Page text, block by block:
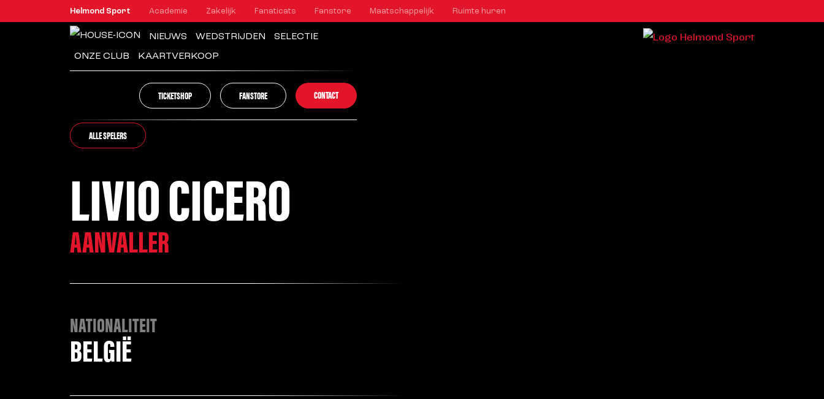
Helmond Sport Academie Zakelijk Fanaticats Fanstore Maatschappelijk Ruimte huren
NIEUWS WEDSTRIJDEN
SELECTIE
ONZE CLUB
KAARTVERKOOP
TICKETSHOP FANSTORE CONTACT
ALLE SPELERS
LIVIO CICERO
AANVALLER
NATIONALITEIT
BELGIË